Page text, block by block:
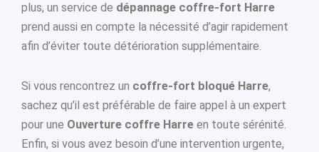
plus, un service de dépannage coffre-fort Harre
prend aussi en compte la nécessité d’agir rapidement
afin d’éviter toute détérioration supplémentaire.
Si vous rencontrez un coffre-fort bloqué Harre,
sachez qu’il est préférable de faire appel à un expert
pour une Ouverture coffre Harre en toute sérénité.
Enfin, si vous avez besoin d’une intervention urgente,